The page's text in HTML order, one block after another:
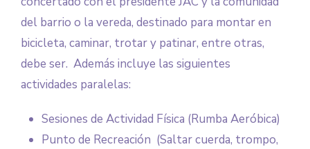
del barrio o la vereda, destinado para montar en
bicicleta, caminar, trotar y patinar, entre otras,
debe ser. Además incluye las siguientes
actividades paralelas:
Sesiones de Actividad Física (Rumba Aeróbica)
Punto de Recreación (Saltar cuerda, trompo,